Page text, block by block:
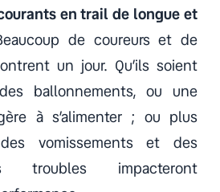
en trail de longue et
de coureurs et de
un jour. Qu’ils soient
ballonnements, ou une
à s’alimenter ; ou plus
vomissements et des
troubles impacteront